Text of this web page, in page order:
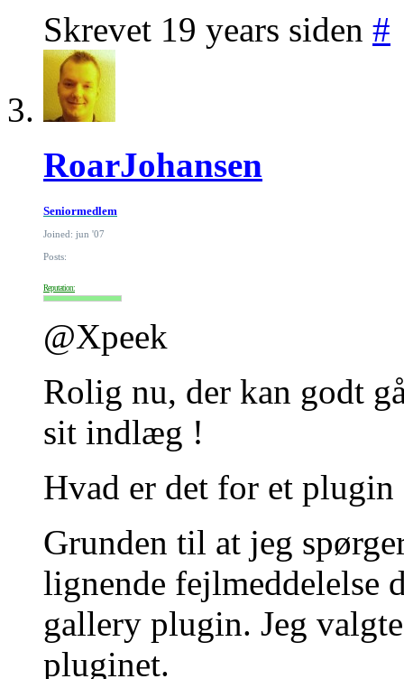
Skrevet 19 years siden #
RoarJohansen
Seniormedlem
Joined: jun '07
Posts:
Reputation:
@Xpeek
Rolig nu, der kan godt
sit indlæg !
Hvad er det for et
Grunden til at jeg
lignende fejlmeddelelse
gallery plugin. Jeg
pluginet.